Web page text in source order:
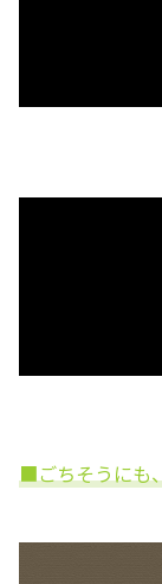
■ごちそうにも